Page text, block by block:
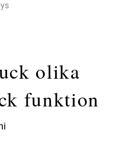
olika
funktion